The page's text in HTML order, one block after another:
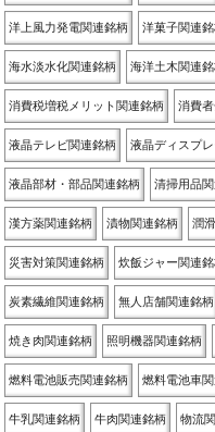
洋上風力発電関連銘柄 洋菓子関連
海水淡水化関連銘柄 海洋土木関連
消費税増税メリット関連銘柄 消費
液晶テレビ関連銘柄 液晶ディスプ
液晶部材・部品関連銘柄 清掃用品
漢方薬関連銘柄 漬物関連銘柄 潤
災害対策関連銘柄 炊飯ジャー関連
炭素繊維関連銘柄 無人店舗関連銘柄
焼き肉関連銘柄 照明機器関連銘柄
燃料電池販売関連銘柄 燃料電池車
牛乳関連銘柄 牛肉関連銘柄 物流